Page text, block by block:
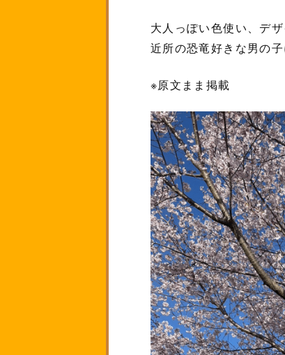
大人っぽい色使い、デ
近所の恐竜好きな男の
※原文まま掲載